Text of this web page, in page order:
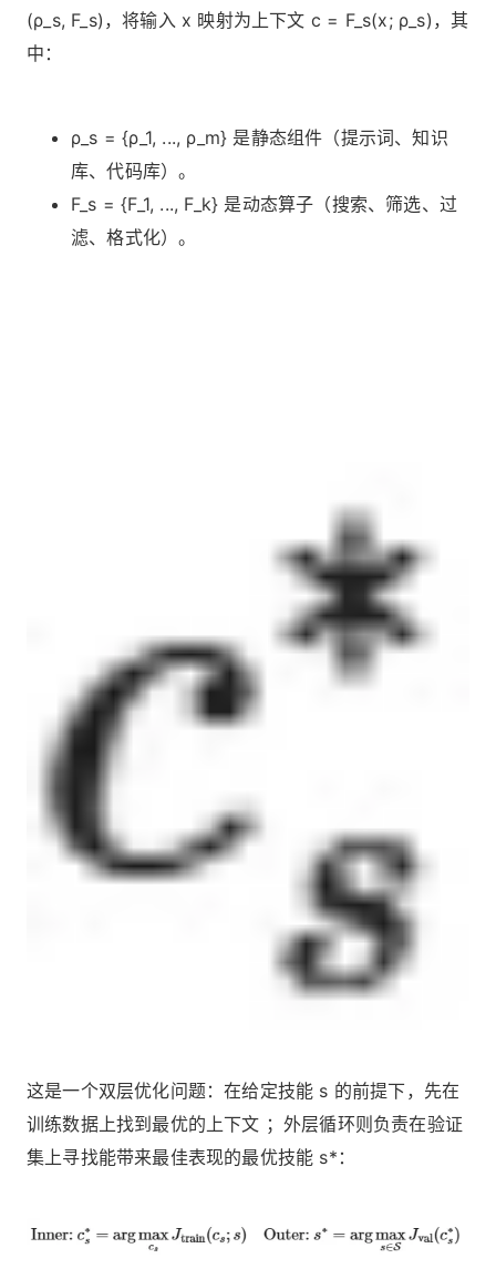
(ρ_s, F_s)，将输入 x 映射为上下文 c = F_s(x; ρ_s)，其
中：
ρ_s = {ρ_1, ..., ρ_m} 是静态组件（提示词、知识
库、代码库）。
F_s = {F_1, ..., F_k} 是动态算子（搜索、筛选、过
滤、格式化）。
这是一个双层优化问题：在给定技能 s 的前提下，先在
训练数据上找到最优的上下文 ；外层循环则负责在验证
集上寻找能带来最佳表现的最优技能 s*：